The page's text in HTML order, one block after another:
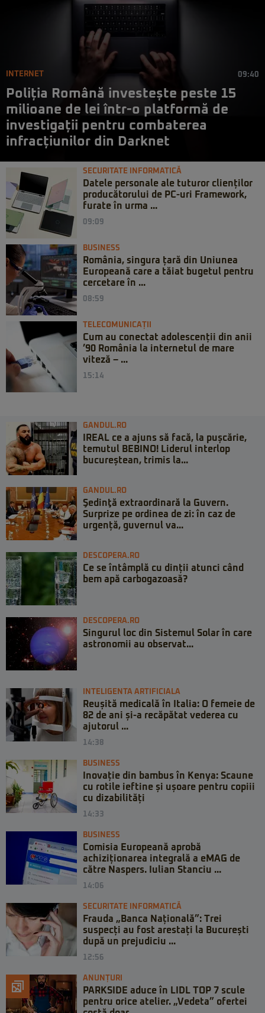
INTERNET 09:40
Poliția Română investește peste 15
milioane de lei într-o platformă de
investigații pentru combaterea
infracțiunilor din Darknet
SECURITATE INFORMATICĂ
Datele personale ale tuturor clienților
producătorului de PC-uri Framework,
furate în urma ...
09:09
BUSINESS
România, singura țară din Uniunea
Europeană care a tăiat bugetul pentru
cercetare în ...
08:59
TELECOMUNICAȚII
Cum au conectat adolescenții din anii
’90 România la internetul de mare
viteză – ...
15:14
GANDUL.RO
IREAL ce a ajuns să facă, la pușcărie,
temutul BEBINO! Liderul interlop
bucureștean, trimis la...
GANDUL.RO
Şedinţă extraordinară la Guvern.
Surprize pe ordinea de zi: în caz de
urgență, guvernul va...
DESCOPERA.RO
Ce se întâmplă cu dinții atunci când
bem apă carbogazoasă?
DESCOPERA.RO
Singurul loc din Sistemul Solar în care
astronomii au observat...
INTELIGENTA ARTIFICIALA
Reușită medicală în Italia: O femeie de
82 de ani și-a recăpătat vederea cu
ajutorul ...
14:38
BUSINESS
Inovație din bambus în Kenya: Scaune
cu rotile ieftine și ușoare pentru copiii
cu dizabilități
14:33
BUSINESS
Comisia Europeană aprobă
achiziționarea integrală a eMAG de
către Naspers. Iulian Stanciu ...
14:06
SECURITATE INFORMATICĂ
Frauda „Banca Națională”: Trei
suspecți au fost arestați la București
după un prejudiciu ...
12:56
ANUNȚURI
PARKSIDE aduce în LIDL TOP 7 scule
pentru orice atelier. „Vedeta” ofertei